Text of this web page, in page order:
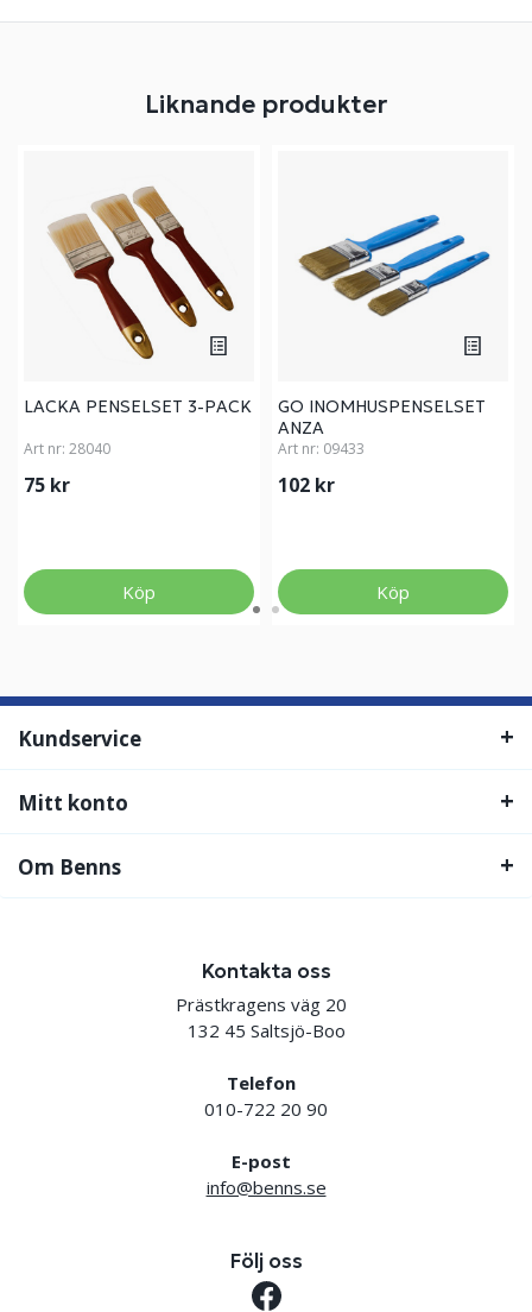
Liknande produkter
LACKA PENSELSET 3-PACK
Art nr: 28040
75 kr
Köp
GO INOMHUSPENSELSET
ANZA
Art nr: 09433
102 kr
Köp
Kundservice
Mitt konto
Om Benns
Kontakta oss
Prästkragens väg 20
132 45 Saltsjö-Boo
Telefon
010-722 20 90
E-post
info@benns.se
Följ oss